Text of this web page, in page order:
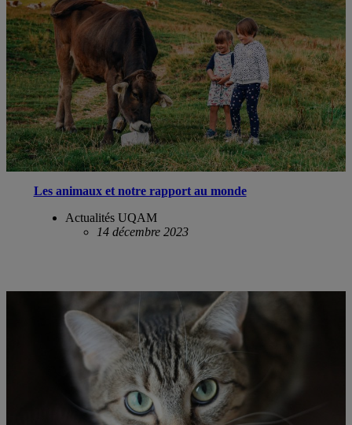
Les animaux et notre rapport au monde
Actualités UQAM
14 décembre 2023